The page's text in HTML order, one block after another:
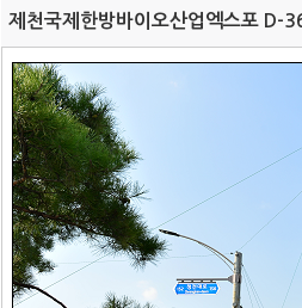
제천국제한방바이오산업엑스포 D-